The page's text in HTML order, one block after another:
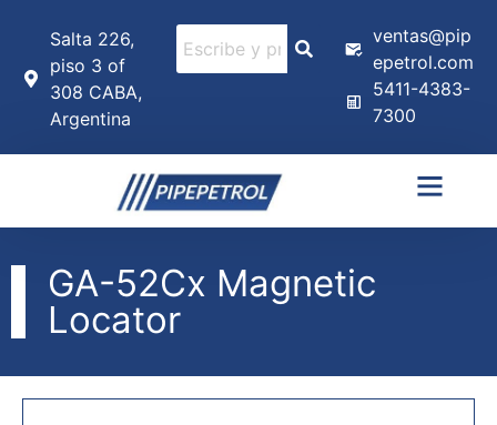
Salta 226,
piso 3 of
308 CABA,
Argentina
ventas@pip
epetrol.com
5411-4383-
7300
GA-52Cx Magnetic
Locator